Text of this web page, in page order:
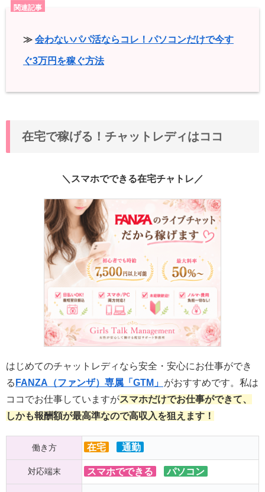
関連記事
≫ 会わないパパ活ならコレ！パソコンだけで今す
ぐ3万円を稼ぐ方法
在宅で稼げる！チャットレディはココ
＼スマホでできる在宅チャトレ／
はじめてのチャットレディなら安全・安心にお仕事ができ
る FANZA（ファンザ）専属「GTM」 がおすすめです。私は
ココでお仕事していますがスマホだけでお仕事ができて、
しかも報酬額が最高準なので高収入を狙えます！
働き方 在宅 通勤
対応端末 スマホでできる パソコン